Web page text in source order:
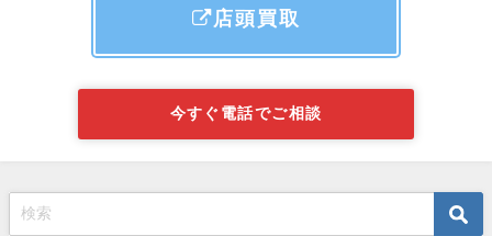
店頭買取
今すぐ電話でご相談